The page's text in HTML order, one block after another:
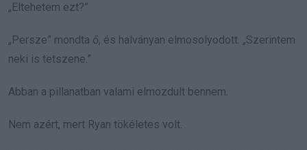
„Eltehetem ezt?”
„Persze” mondta ő, és halványan elmosolyodott. „Szerintem
neki is tetszene.”
Abban a pillanatban valami elmozdult bennem.
Nem azért, mert Ryan tökéletes volt.